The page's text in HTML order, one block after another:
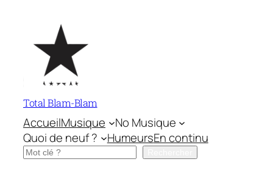
contenu
Total Blam-Blam
AccueilMusique
No Musique
Quoi de neuf ?
HumeursEn continu
Rechercher